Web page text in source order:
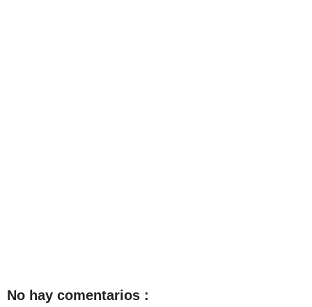
No hay comentarios :